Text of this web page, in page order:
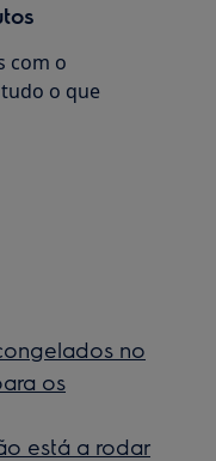
com o
o que
no
os
está a rodar